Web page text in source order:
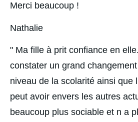
Merci beaucoup !
Nathalie
" Ma fille à prit confiance en
constater un grand
niveau de la scolarité ainsi que
peut avoir envers les autres
beaucoup plus sociable et n a